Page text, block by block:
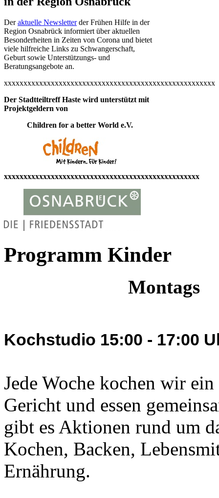
Deraktuelle Newsletterder Frühen Hilfe in der
Region Osnabrück informiert über aktuellen
Besonderheiten in Zeiten von Corona und bietet
viele hilfreiche Links zu Schwangerschaft,
Geburt sowie Unterstützungs- und
Beratungsangebote an.
xxxxxxxxxxxxxxxxxxxxxxxxxxxxxxxxxxxxxxxxxxxxxxxxxxxxxx
Der Stadtteiltreff Haste wird unterstützt mit
Projektgeldern von
Children for a better World e.V.
xxxxxxxxxxxxxxxxxxxxxxxxxxxxxxxxxxxxxxxxxxxxxxxxxx
Programm Kinder
Montags
Kochstudio 15:00 - 17:00
Jede Woche kochen wir ein
Gericht und essen
gibt es Aktionen rund um
Kochen, Backen,
Ernährung.